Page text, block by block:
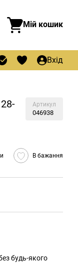
Мій кошик
Вхід
Артикул
046938
В бажання
будь-якого